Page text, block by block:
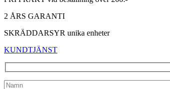
2 ÅRS GARANTI
SKRÄDDARSYR unika enheter
KUNDTJÄNST